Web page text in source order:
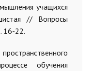
учащихся
// Вопросы
16-22.
обучения